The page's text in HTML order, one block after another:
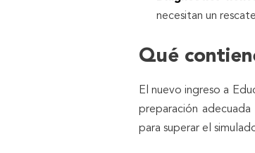
necesitan un
Qué
El nuevo ingreso a
preparación
para superar el